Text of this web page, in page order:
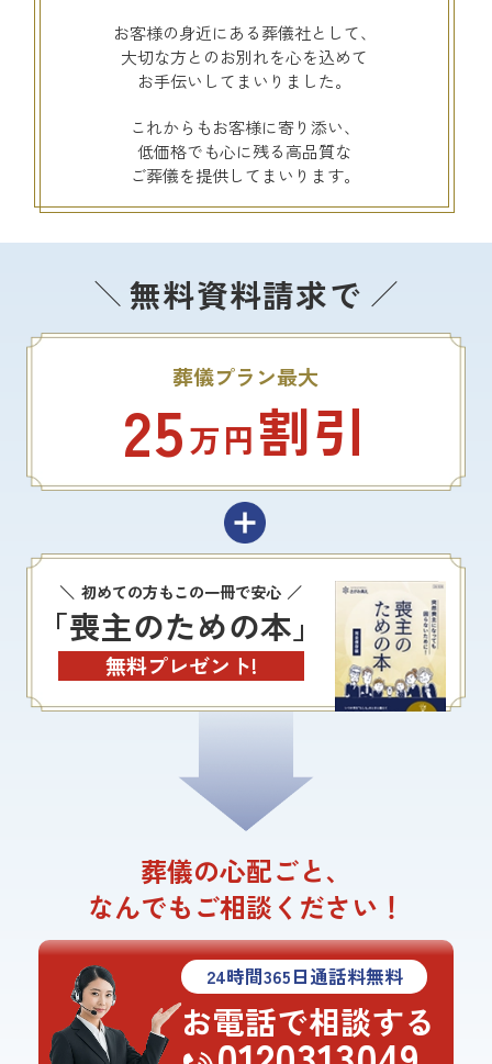
お客様の身近にある葬儀社として、
大切な方とのお別れを心を込めて
お手伝いしてまいりました。
これからもお客様に寄り添い、
低価格でも心に残る高品質な
ご葬儀を提供してまいります。
無料資料請求で
葬儀プラン最大
25万円割引
初めての方もこの一冊で安心
「喪主のための本」
無料プレゼント!
葬儀の心配ごと、
なんでもご相談ください！
24時間365日通話料無料
お電話で相談する